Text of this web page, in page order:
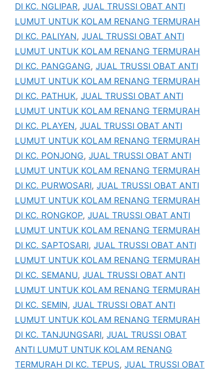
DI KC. NGLIPAR, JUAL TRUSSI OBAT ANTI
LUMUT UNTUK KOLAM RENANG TERMURAH
DI KC. PALIYAN, JUAL TRUSSI OBAT ANTI
LUMUT UNTUK KOLAM RENANG TERMURAH
DI KC. PANGGANG, JUAL TRUSSI OBAT ANTI
LUMUT UNTUK KOLAM RENANG TERMURAH
DI KC. PATHUK, JUAL TRUSSI OBAT ANTI
LUMUT UNTUK KOLAM RENANG TERMURAH
DI KC. PLAYEN, JUAL TRUSSI OBAT ANTI
LUMUT UNTUK KOLAM RENANG TERMURAH
DI KC. PONJONG, JUAL TRUSSI OBAT ANTI
LUMUT UNTUK KOLAM RENANG TERMURAH
DI KC. PURWOSARI, JUAL TRUSSI OBAT ANTI
LUMUT UNTUK KOLAM RENANG TERMURAH
DI KC. RONGKOP, JUAL TRUSSI OBAT ANTI
LUMUT UNTUK KOLAM RENANG TERMURAH
DI KC. SAPTOSARI, JUAL TRUSSI OBAT ANTI
LUMUT UNTUK KOLAM RENANG TERMURAH
DI KC. SEMANU, JUAL TRUSSI OBAT ANTI
LUMUT UNTUK KOLAM RENANG TERMURAH
DI KC. SEMIN, JUAL TRUSSI OBAT ANTI
LUMUT UNTUK KOLAM RENANG TERMURAH
DI KC. TANJUNGSARI, JUAL TRUSSI OBAT
ANTI LUMUT UNTUK KOLAM RENANG
TERMURAH DI KC. TEPUS, JUAL TRUSSI OBAT